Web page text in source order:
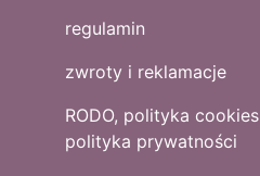
regulamin
zwroty i reklamacje
RODO, polityka cookies
polityka prywatności